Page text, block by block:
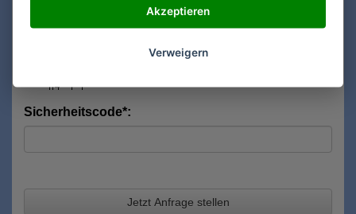
Sicherheitscode*:
Jetzt Anfrage stellen
Akzeptieren
Verweigern